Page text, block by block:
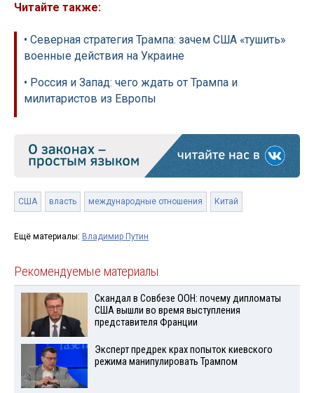
Читайте также:
• Северная стратегия Трампа: зачем США «тушить»
военные действия на Украине
• Россия и Запад: чего ждать от Трампа и
милитаристов из Европы
США власть международные отношения Китай
Ещё материалы: Владимир Путин
Рекомендуемые материалы
Скандал в Совбезе ООН: почему дипломаты
США вышли во время выступления
представителя Франции
Эксперт предрек крах попыток киевского
режима манипулировать Трампом